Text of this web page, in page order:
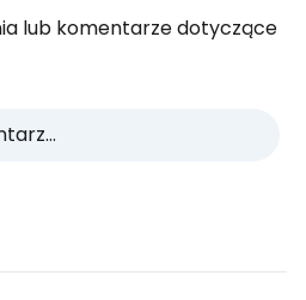
lub komentarze dotyczące